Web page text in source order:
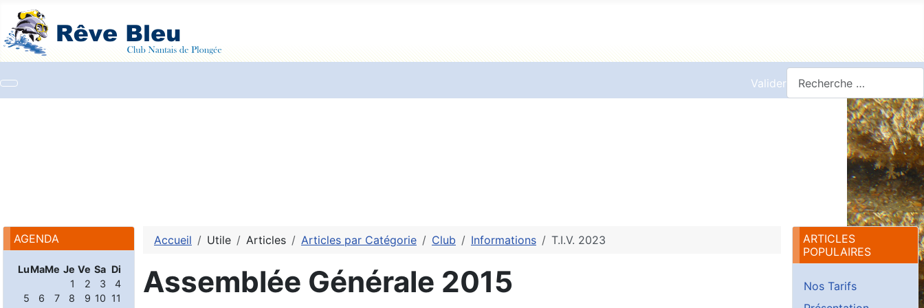
Valider
AGENDA
LuMaMe Je Ve Sa Di
1
2 3
4
5
6 7 8 9 10 11
Accueil Utile Articles Articles par Catégorie Club Informations T.I.V. 2023
Assemblée Générale 2015
ARTICLES
POPULAIRES
Nos Tarifs